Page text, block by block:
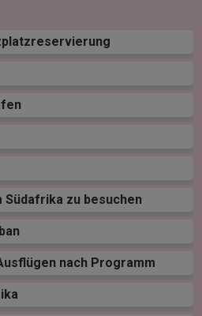
Südafrika zu besuchen
nach Programm